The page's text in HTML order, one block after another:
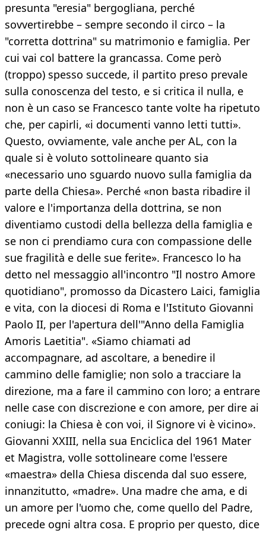
presunta "eresia" bergogliana, perché
sovvertirebbe – sempre secondo il circo – la
"corretta dottrina" su matrimonio e famiglia. Per
cui vai col battere la grancassa. Come però
(troppo) spesso succede, il partito preso prevale
sulla conoscenza del testo, e si critica il nulla, e
non è un caso se Francesco tante volte ha ripetuto
che, per capirli, «i documenti vanno letti tutti».
Questo, ovviamente, vale anche per AL, con la
quale si è voluto sottolineare quanto sia
«necessario uno sguardo nuovo sulla famiglia da
parte della Chiesa». Perché «non basta ribadire il
valore e l'importanza della dottrina, se non
diventiamo custodi della bellezza della famiglia e
se non ci prendiamo cura con compassione delle
sue fragilità e delle sue ferite». Francesco lo ha
detto nel messaggio all'incontro "Il nostro Amore
quotidiano", promosso da Dicastero Laici, famiglia
e vita, con la diocesi di Roma e l'Istituto Giovanni
Paolo II, per l'apertura dell'"Anno della Famiglia
Amoris Laetitia". «Siamo chiamati ad
accompagnare, ad ascoltare, a benedire il
cammino delle famiglie; non solo a tracciare la
direzione, ma a fare il cammino con loro; a entrare
nelle case con discrezione e con amore, per dire ai
coniugi: la Chiesa è con voi, il Signore vi è vicino».
Giovanni XXIII, nella sua Enciclica del 1961 Mater
et Magistra, volle sottolineare come l'essere
«maestra» della Chiesa discenda dal suo essere,
innanzitutto, «madre». Una madre che ama, e di
un amore per l'uomo che, come quello del Padre,
precede ogni altra cosa. E proprio per questo, dice